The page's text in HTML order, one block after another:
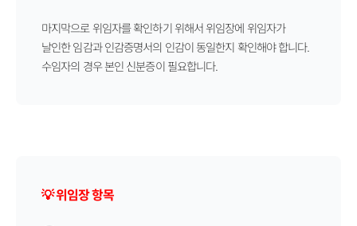
마지막으로 위임자를 확인하기 위해서 위임장에 위임자가
날인한 임감과 인감증명서의 인감이 동일한지 확인해야 합니다.
수임자의 경우 본인 신분증이 필요합니다.
💡 위임장 항목